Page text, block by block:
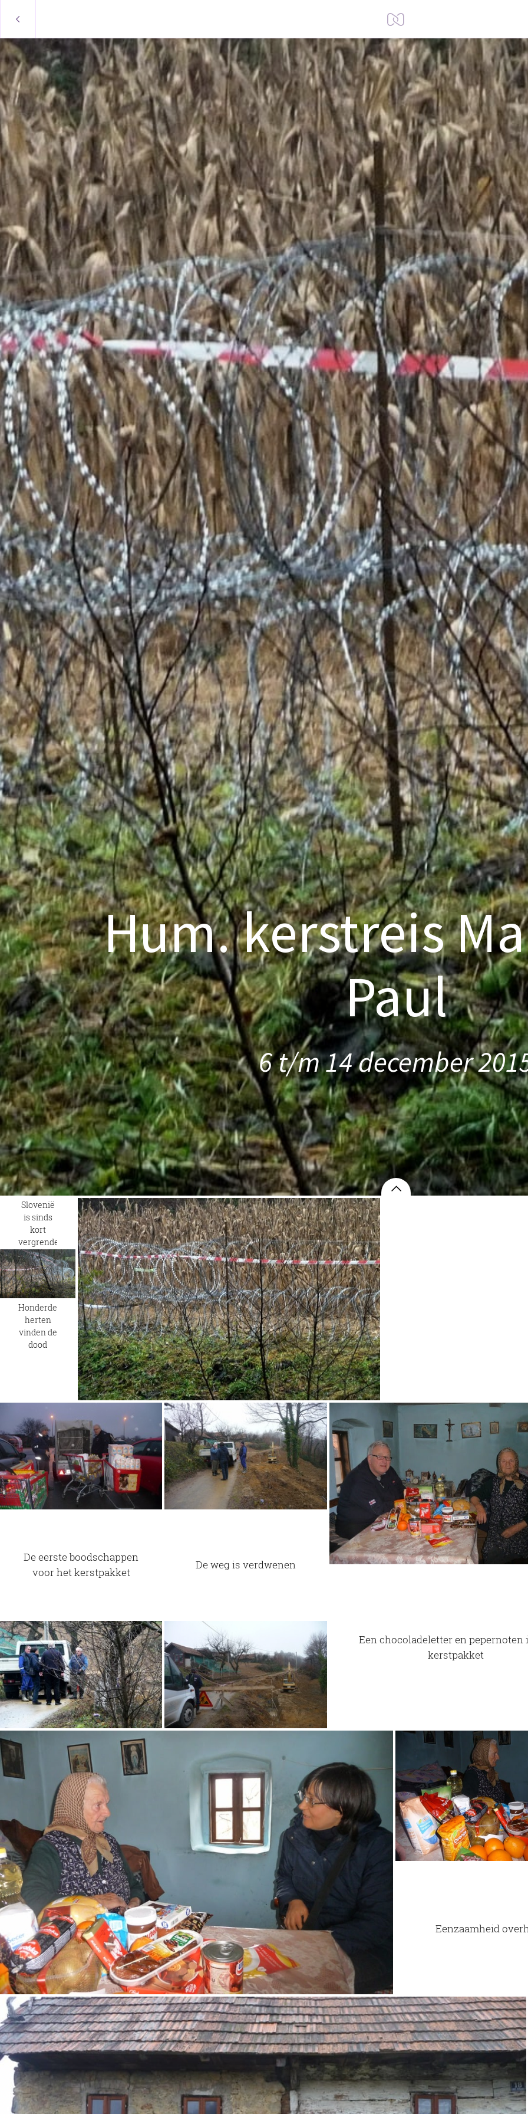
Hum. kerstreis
Paul
6 t/m 14 december
Slovenië
is sinds
kort
vergrendeld
met
prikkeldraad
Honderden
herten
vinden de
dood
De eerste boodschappen
voor het kerstpakket
De weg is verdwenen
Een chocoladeletter en pepernoten
kerstpakket
Eenzaamheid